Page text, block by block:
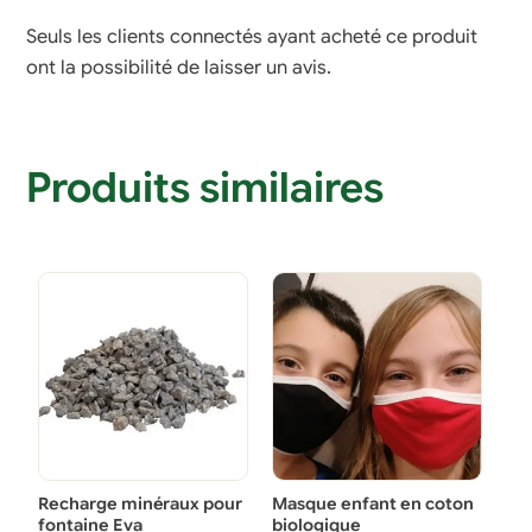
Seuls les clients connectés ayant acheté ce produit
ont la possibilité de laisser un avis.
Produits similaires
Recharge minéraux pour
fontaine Eva
Masque enfant en coton
biologique